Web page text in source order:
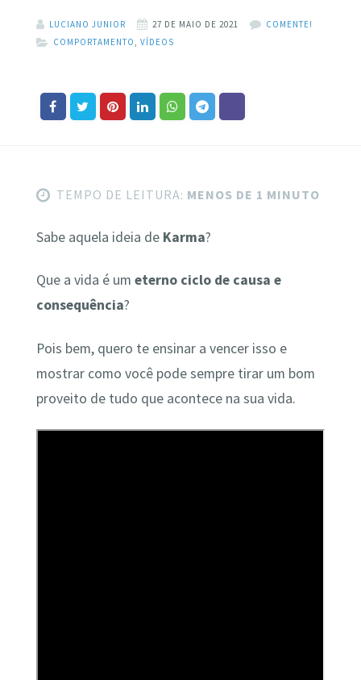
LUCIANO JUNIOR 27 DE MAIO DE 2021
COMENTE!
COMPORTAMENTO
VÍDEOS
TEMPO DE LEITURA: MENOS DE 1 MINUTO
Sabe aquela ideia de Karma?
Que a vida é um eterno ciclo de causa e
consequência?
Pois bem, quero te ensinar a vencer isso e
mostrar como você pode sempre tirar um bom
proveito de tudo que acontece na sua vida.